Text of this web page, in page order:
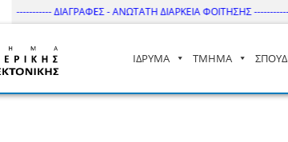
----------- ΔΙΑΓΡΑΦΕΣ - ΑΝΩΤΑΤΗ ΔΙΑΡΚΕΙΑ ΦΟΙΤΗΣΗΣ ------------
Αρχιτεκτονικής – ΔΙ.ΠΑ.Ε
ΙΔΡΥΜΑ ΤΜΗΜΑ